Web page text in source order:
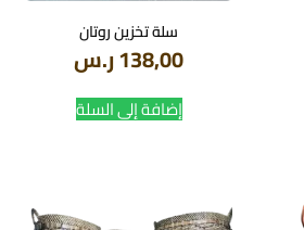
سلة تخزين روتان
138,00ر.س
إضافة إلى السلة